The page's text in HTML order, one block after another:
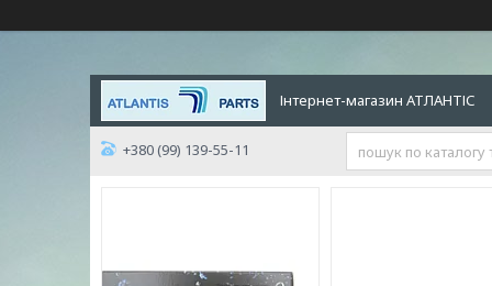
Інтернет-магазин АТЛАНТІС
+380 (99) 139-55-11